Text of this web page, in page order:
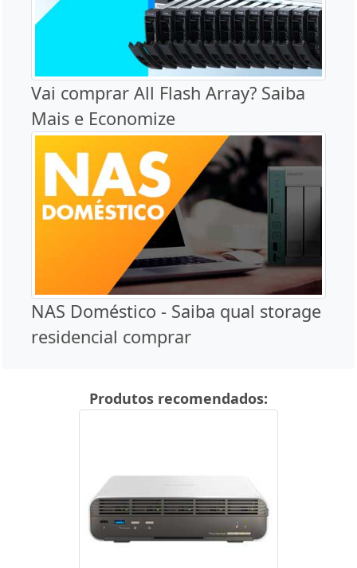
Vai comprar All Flash Array? Saiba
Mais e Economize
NAS Doméstico - Saiba qual storage
residencial comprar
Produtos recomendados: